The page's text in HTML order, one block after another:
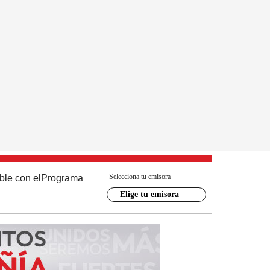
con el Programa Selecciona tu emisora
Elige tu emisora